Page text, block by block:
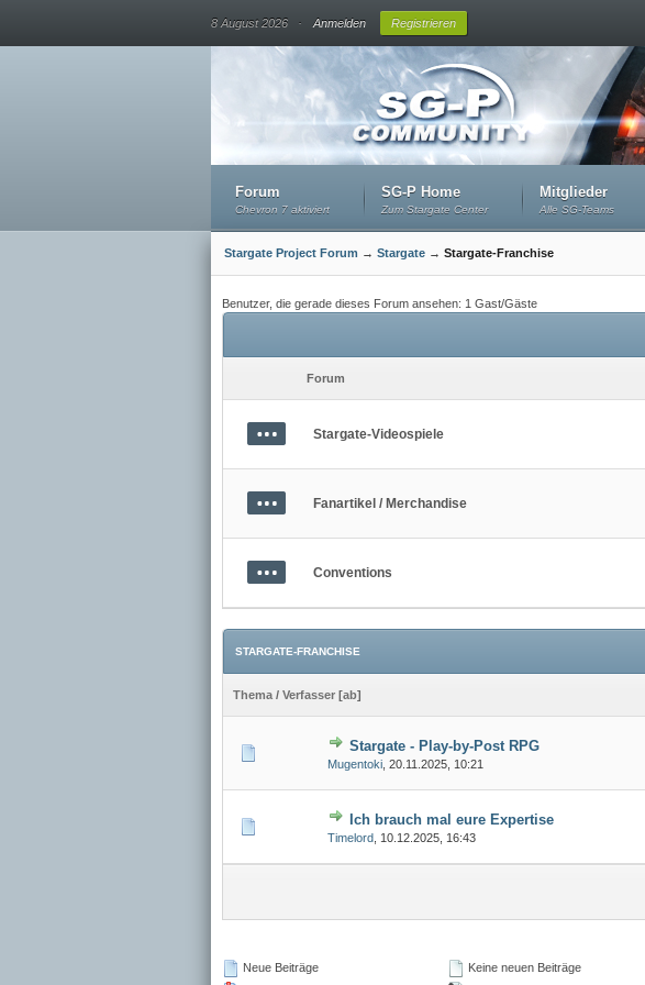
8 August 2026 . Anmelden Registrieren
Forum
Chevron 7 aktiviert
SG-P Home
Zum Stargate Center
Mitglieder
Alle SG-Teams
Stargate Project Forum → Stargate → Stargate-Franchise
Benutzer, die gerade dieses Forum ansehen: 1 Gast/Gäste
Forum
Stargate-Videospiele
Fanartikel / Merchandise
Conventions
STARGATE-FRANCHISE
Thema / Verfasser [ab]
Stargate - Play-by-Post RPG
Mugentoki 20.11.2025, 10:21
Ich brauch mal eure Expertise
Timelord 10.12.2025, 16:43
Neue Beiträge
Keine neuen Beiträge